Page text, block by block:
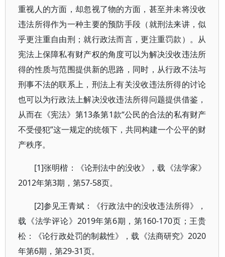
重视人的方面，却忽视了物的方面，甚至并未将没收
违法所得作为一种主要的预防手段（就刑法来讲，似
乎更注重自由刑；就行政法而言，更注重罚款）。从
宪法上保障私有财产权的角度可以为解决没收违法所
得的性质与范围提供新的思路，同时，从行政不法与
刑事不法的联系上，刑法上有关没收违法所得的讨论
也可以为行政法上解决没收违法所得问题提供借鉴，
从而在《宪法》第13条第1款“公民的合法的私有财产
不受侵犯”这一规定的统领下，共同构建一个公平的财
产秩序。
[1]张明楷：《论刑法中的没收》，载《法学家》
2012年第3期，第57-58页。
[2]参见王青斌：《行政法中的没收违法所得》，
载《法学评论》2019年第6期，第160-170页；王贵
松：《论行政处罚的制裁性》，载《法商研究》2020
年第6期，第29-31页。